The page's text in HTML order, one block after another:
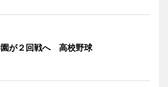
園が２回戦へ 高校野球